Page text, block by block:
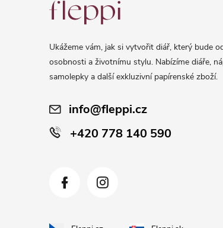
Ukážeme vám, jak si vytvořit diář, který bude
osobnosti a životnímu stylu. Nabízíme diáře,
samolepky a další exkluzivní papírenské zboží.
info@fleppi.cz
+420 778 140 590